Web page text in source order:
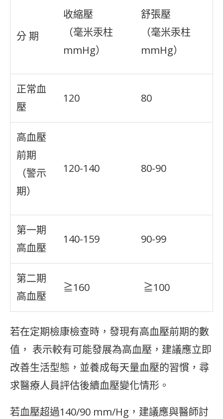
分 期
收縮壓
（毫米汞柱
mmHg）
舒張壓
（毫米汞柱
mmHg）
正常血
壓
120 80
高血壓
前期
（警示
期）
120-140 80-90
第一期
高血壓
140-159 90-99
第二期
高血壓
≧160 ≧100
若在定期檢康檢查時，發現有高血壓前期的數
值， 表示較有可能發展為高血壓，建議應立即
改善生活型態，並養成每天量血壓的習慣，尋
求醫療人員評估後續血壓變化情形。
若血壓超過140/90 mm/Hg，建議應與醫師討